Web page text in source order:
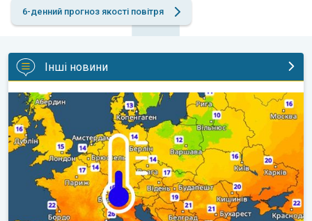
6-денний прогноз якості повітря
Інші новини
Наближаються прохолодніші ночі. Дихати стане легше. . .